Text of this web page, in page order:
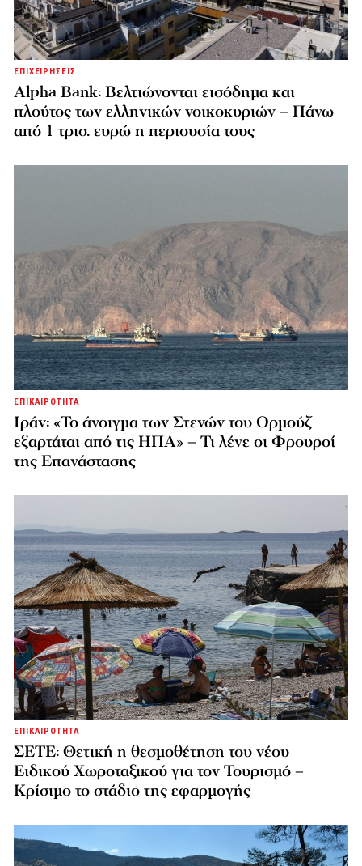
ΕΠΙΧΕΙΡΗΣΕΙΣ
Alpha Bank: Βελτιώνονται εισόδημα και
πλούτος των ελληνικών νοικοκυριών – Πάνω
από 1 τρισ. ευρώ η περιουσία τους
ΕΠΙΚΑΙΡΟΤΗΤΑ
Ιράν: «Το άνοιγμα των Στενών του Ορμούζ
εξαρτάται από τις ΗΠΑ» – Τι λένε οι Φρουροί
της Επανάστασης
ΕΠΙΚΑΙΡΟΤΗΤΑ
ΣΕΤΕ: Θετική η θεσμοθέτηση του νέου
Ειδικού Χωροταξικού για τον Τουρισμό –
Κρίσιμο το στάδιο της εφαρμογής